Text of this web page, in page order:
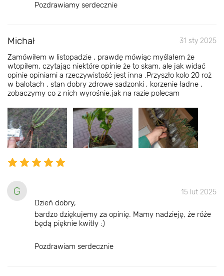
Pozdrawiamy serdecznie
Michał 31 sty 2025
Zamówiłem w listopadzie , prawdę mówiąc myślałem że
wtopiłem, czytając niektóre opinie że to skam, ale jak widać
opinie opiniami a rzeczywistość jest inna .Przyszło kolo 20 roż
w balotach , stan dobry zdrowe sadzonki , korzenie ładne ,
zobaczymy co z nich wyrośnie,jak na razie polecam
G 15 lut 2025
Dzień dobry,
bardzo dziękujemy za opinię. Mamy nadzieję, że róże
będą pięknie kwitły :)
Pozdrawiam serdecznie